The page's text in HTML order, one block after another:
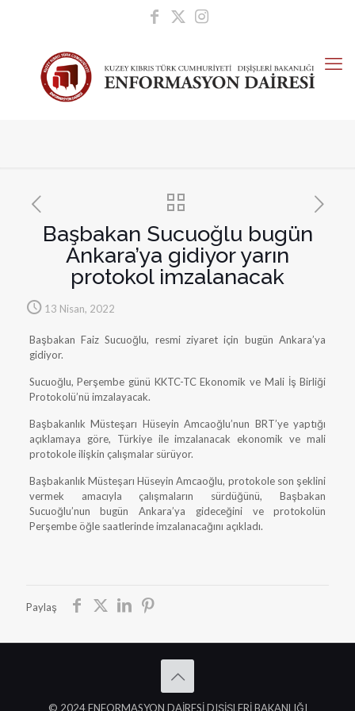
Başbakan Sucuoğlu bugün
Ankara’ya gidiyor yarın
protokol imzalanacak
13 Nisan, 2022
Başbakan Faiz Sucuoğlu, resmi ziyaret için bugün Ankara’ya
gidiyor.
Sucuoğlu, Perşembe günü KKTC-TC Ekonomik ve Mali İş Birliği
Protokolü’nü imzalayacak.
Başbakanlık Müsteşarı Hüseyin Amcaoğlu’nun BRT’ye yaptığı
açıklamaya göre, Türkiye ile imzalanacak ekonomik ve mali
protokole ilişkin çalışmalar sürüyor.
Başbakanlık Müsteşarı Hüseyin Amcaoğlu, protokole son şeklini
vermek amacıyla çalışmaların sürdüğünü, Başbakan
Sucuoğlu’nun bugün Ankara’ya gideceğini ve protokolün
Perşembe öğle saatlerinde imzalanacağını açıkladı.
Paylaş
© 2024 ENFORMASYON DAİRESİ DIŞİŞLERİ BAKANLIĞI